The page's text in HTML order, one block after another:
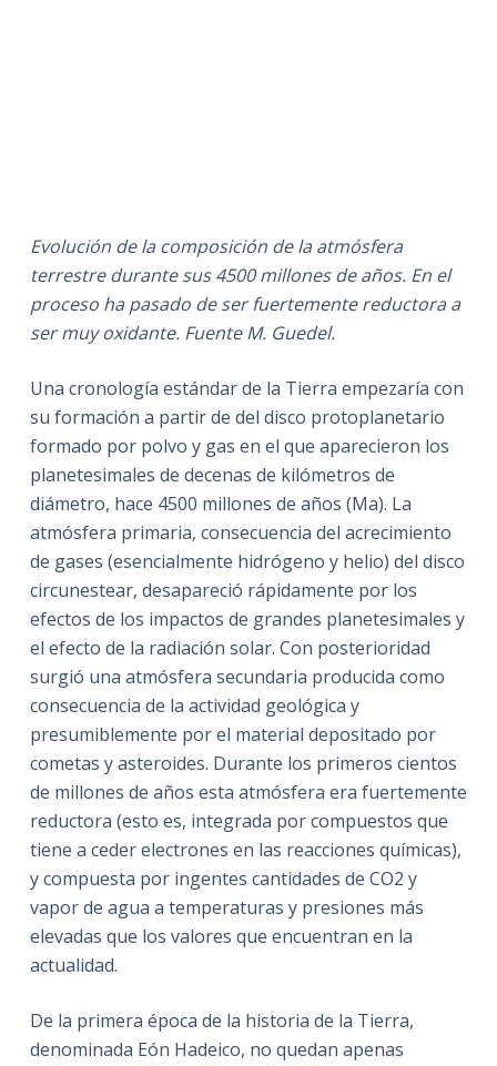
Evolución de la composición de la atmósfera
terrestre durante sus 4500 millones de años. En el
proceso ha pasado de ser fuertemente reductora a
ser muy oxidante. Fuente M. Guedel.
Una cronología estándar de la Tierra empezaría con
su formación a partir de del disco protoplanetario
formado por polvo y gas en el que aparecieron los
planetesimales de decenas de kilómetros de
diámetro, hace 4500 millones de años (Ma). La
atmósfera primaria, consecuencia del acrecimiento
de gases (esencialmente hidrógeno y helio) del disco
circunestear, desapareció rápidamente por los
efectos de los impactos de grandes planetesimales y
el efecto de la radiación solar. Con posterioridad
surgió una atmósfera secundaria producida como
consecuencia de la actividad geológica y
presumiblemente por el material depositado por
cometas y asteroides. Durante los primeros cientos
de millones de años esta atmósfera era fuertemente
reductora (esto es, integrada por compuestos que
tiene a ceder electrones en las reacciones químicas),
y compuesta por ingentes cantidades de CO2 y
vapor de agua a temperaturas y presiones más
elevadas que los valores que encuentran en la
actualidad.
De la primera época de la historia de la Tierra,
denominada Eón Hadeico, no quedan apenas